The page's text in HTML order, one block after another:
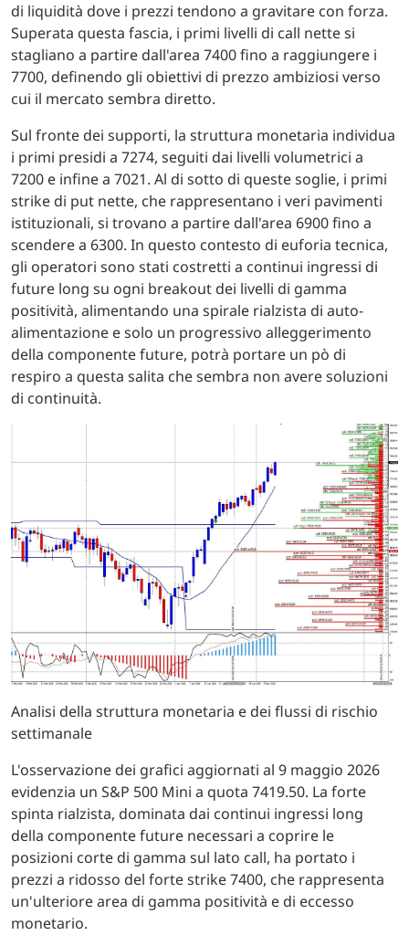
di liquidità dove i prezzi tendono a gravitare con forza.
Superata questa fascia, i primi livelli di call nette si
stagliano a partire dall'area 7400 fino a raggiungere i
7700, definendo gli obiettivi di prezzo ambiziosi verso
cui il mercato sembra diretto.
Sul fronte dei supporti, la struttura monetaria individua
i primi presidi a 7274, seguiti dai livelli volumetrici a
7200 e infine a 7021. Al di sotto di queste soglie, i primi
strike di put nette, che rappresentano i veri pavimenti
istituzionali, si trovano a partire dall'area 6900 fino a
scendere a 6300. In questo contesto di euforia tecnica,
gli operatori sono stati costretti a continui ingressi di
future long su ogni breakout dei livelli di gamma
positività, alimentando una spirale rialzista di auto-
alimentazione e solo un progressivo alleggerimento
della componente future, potrà portare un pò di
respiro a questa salita che sembra non avere soluzioni
di continuità.
Analisi della struttura monetaria e dei flussi di rischio
settimanale
L'osservazione dei grafici aggiornati al 9 maggio 2026
evidenzia un S&P 500 Mini a quota 7419.50. La forte
spinta rialzista, dominata dai continui ingressi long
della componente future necessari a coprire le
posizioni corte di gamma sul lato call, ha portato i
prezzi a ridosso del forte strike 7400, che rappresenta
un'ulteriore area di gamma positività e di eccesso
monetario.